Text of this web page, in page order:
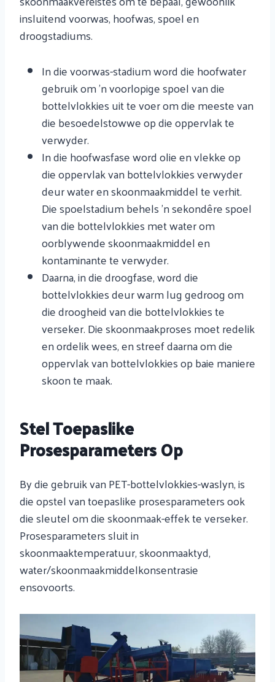
insluitend voorwas, hoofwas, spoel en
droogstadiums.
In die voorwas-stadium word die hoofwater
gebruik om 'n voorlopige spoel van die
bottelvlokkies uit te voer om die meeste van
die besoedelstowwe op die oppervlak te
verwyder.
In die hoofwasfase word olie en vlekke op
die oppervlak van bottelvlokkies verwyder
deur water en skoonmaakmiddel te verhit.
Die spoelstadium behels 'n sekondêre spoel
van die bottelvlokkies met water om
oorblywende skoonmaakmiddel en
kontaminante te verwyder.
Daarna, in die droogfase, word die
bottelvlokkies deur warm lug gedroog om
die droogheid van die bottelvlokkies te
verseker. Die skoonmaakproses moet redelik
en ordelik wees, en streef daarna om die
oppervlak van bottelvlokkies op baie maniere
skoon te maak.
Stel Toepaslike
Prosesparameters Op
By die gebruik van PET-bottelvlokkies-waslyn, is
die opstel van toepaslike prosesparameters ook
die sleutel om die skoonmaak-effek te verseker.
Prosesparameters sluit in
skoonmaaktemperatuur, skoonmaaktyd,
water/skoonmaakmiddelkonsentrasie
ensovoorts.